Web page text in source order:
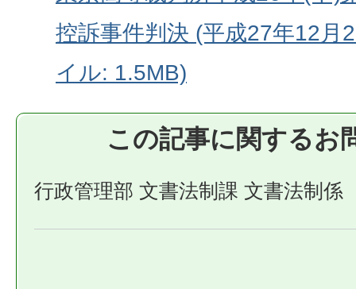
控訴事件判決 (平成27年12月
イル: 1.5MB)
この記事に関するお
行政管理部 文書法制課 文書法制係